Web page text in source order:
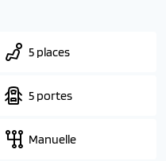
5 places
5 portes
Manuelle